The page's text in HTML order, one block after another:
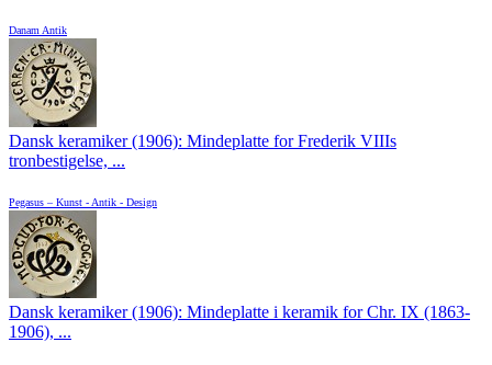
Danam Antik
Dansk keramiker (1906): Mindeplatte for Frederik VIIIs
tronbestigelse, ...
Pegasus – Kunst - Antik - Design
Dansk keramiker (1906): Mindeplatte i keramik for Chr. IX (1863-
1906), ...